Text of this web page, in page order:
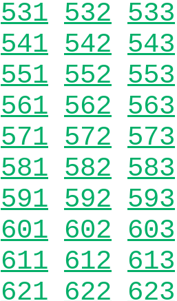
531 532 533
541 542 543
551 552 553
561 562 563
571 572 573
581 582 583
591 592 593
601 602 603
611 612 613
621 622 623